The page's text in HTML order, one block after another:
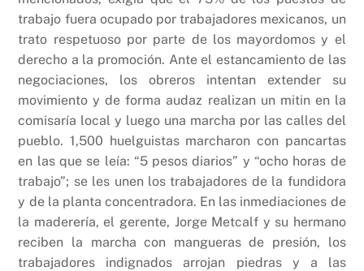
trabajo fuera ocupado por trabajadores mexicanos, un
trato respetuoso por parte de los mayordomos y el
derecho a la promoción. Ante el estancamiento de las
negociaciones, los obreros intentan extender su
movimiento y de forma audaz realizan un mitin en la
comisaría local y luego una marcha por las calles del
pueblo. 1,500 huelguistas marcharon con pancartas
en las que se leía: “5 pesos diarios” y “ocho horas de
trabajo”; se les unen los trabajadores de la fundidora
y de la planta concentradora. En las inmediaciones de
la maderería, el gerente, Jorge Metcalf y su hermano
reciben la marcha con mangueras de presión, los
trabajadores indignados arrojan piedras y a las